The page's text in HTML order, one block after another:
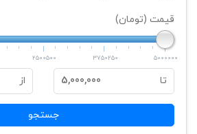
قیمت (تومان)
2500500 3750250 5000000
تا 5,000,000 از
جستجو